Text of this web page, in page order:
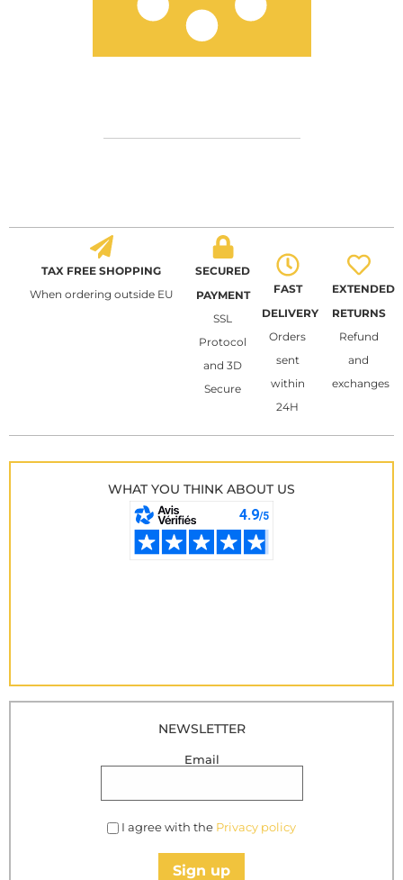
TAX FREE SHOPPING
When ordering outside EU
SECURED
PAYMENT
SSL
Protocol
and 3D
Secure
FAST
DELIVERY
Orders
sent
within
24H
EXTENDED
RETURNS
Refund
and
exchanges
WHAT YOU THINK ABOUT US
NEWSLETTER
Email
I agree with the Privacy policy
Sign up